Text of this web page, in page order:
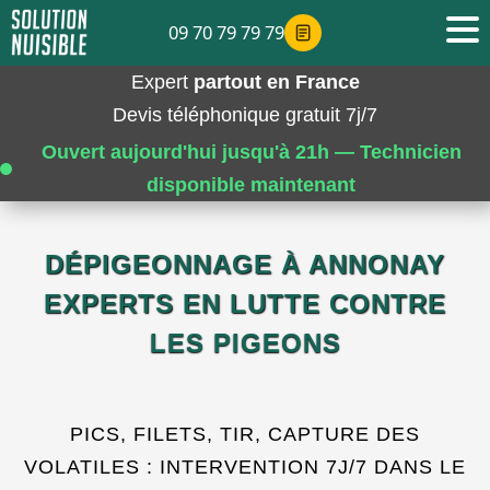
Expert partout en France
Devis téléphonique gratuit 7j/7
Ouvert aujourd'hui jusqu'à 21h — Technicien
disponible maintenant
DÉPIGEONNAGE À ANNONAY
EXPERTS EN LUTTE CONTRE
LES PIGEONS
PICS, FILETS, TIR, CAPTURE DES
VOLATILES : INTERVENTION 7J/7 DANS LE
09 70 79 79 79